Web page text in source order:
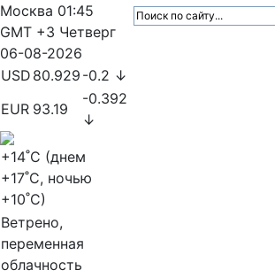
Москва 01:45
GMT +3 Четверг
06-08-2026
USD 80.929 -0.2 ↓
EUR 93.19
-0.392
↓
+14˚C (днем
+17˚C, ночью
+10˚C)
Ветрено,
переменная
облачность